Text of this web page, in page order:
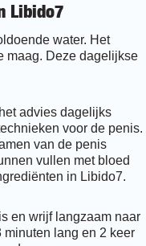
Libido7
water. Het
maag. Deze dagelijkse
advies dagelijks
voor de penis.
van de penis
vullen met bloed
in Libido7.
en wrijf langzaam naar
lang en 2 keer